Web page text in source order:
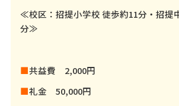
≪校区：招提小学校 徒歩約11分・招提
分≫
■共益費 2,000円
■礼金 50,000円